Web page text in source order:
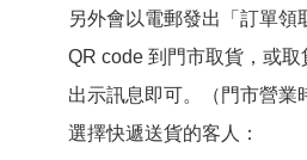
另外會以電郵發出「訂單領
QR code 到門市取貨，或
出示訊息即可。（門市營業
選擇快遞送貨的客人：